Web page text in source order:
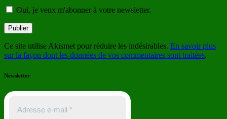
Oui, je veux m'abonner à votre newsletter.
Ce site utilise Akismet pour réduire les indésirables. En savoir plus
sur la façon dont les données de vos commentaires sont traitées.
Newsletter